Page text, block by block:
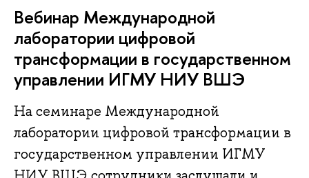
Вебинар Международной
лаборатории цифровой
трансформации в государственном
управлении ИГМУ НИУ ВШЭ
На семинаре Международной
лаборатории цифровой трансформации в
государственном управлении ИГМУ